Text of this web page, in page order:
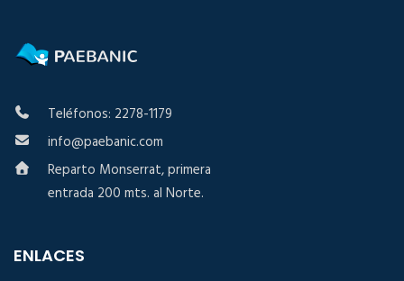
Teléfonos: 2278-1179
info@paebanic.com
Reparto Monserrat, primera
entrada 200 mts. al Norte.
ENLACES